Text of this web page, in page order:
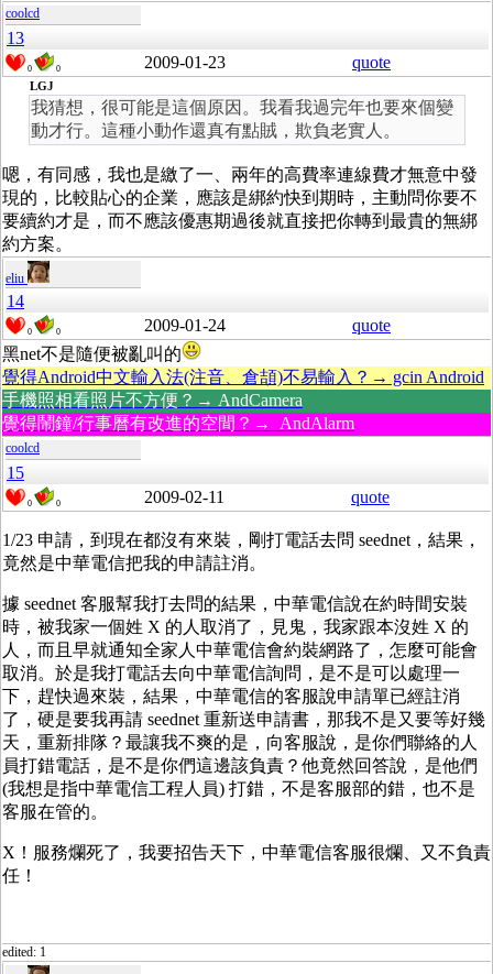
coolcd
13
0 0 2009-01-23 quote
LGJ
我猜想，很可能是這個原因。我看我過完年也要來個變
動才行。這種小動作還真有點賊，欺負老實人。
嗯，有同感，我也是繳了一、兩年的高費率連線費才無意中發
現的，比較貼心的企業，應該是綁約快到期時，主動問你要不
要續約才是，而不應該優惠期過後就直接把你轉到最貴的無綁
約方案。
eliu
14
0 0 2009-01-24
quote
黑net不是隨便被亂叫的
覺得Android中文輸入法(注音、倉頡)不易輸入？→ gcin Android
手機照相看照片不方便？→ AndCamera
覺得鬧鐘/行事曆有改進的空間？→ AndAlarm
coolcd
15
0 0 2009-02-11 quote
1/23 申請，到現在都沒有來裝，剛打電話去問 seednet，結果，
竟然是中華電信把我的申請註消。
據 seednet 客服幫我打去問的結果，中華電信說在約時間安裝
時，被我家一個姓 X 的人取消了，見鬼，我家跟本沒姓 X 的
人，而且早就通知全家人中華電信會約裝網路了，怎麼可能會
取消。於是我打電話去向中華電信詢問，是不是可以處理一
下，趕快過來裝，結果，中華電信的客服說申請單已經註消
了，硬是要我再請 seednet 重新送申請書，那我不是又要等好幾
天，重新排隊？最讓我不爽的是，向客服說，是你們聯絡的人
員打錯電話，是不是你們這邊該負責？他竟然回答說，是他們
(我想是指中華電信工程人員) 打錯，不是客服部的錯，也不是
客服在管的。
X！服務爛死了，我要招告天下，中華電信客服很爛、又不負責
任！
edited: 1